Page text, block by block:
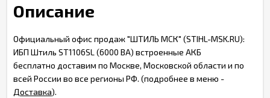
Описание
Официальный офис продаж "ШТИЛЬ МСК" (STIHL-MSK.RU):
ИБП Штиль ST1106SL (6000 ВА) встроенные АКБ
бесплатно доставим по Москве, Московской области и по
всей России во все регионы РФ. (подробнее в меню -
Доставка).